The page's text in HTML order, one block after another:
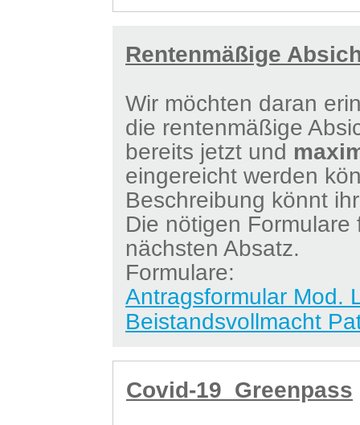
Rentenmäßige
Wir möchten daran
die rentenmäßige
bereits jetzt und
eingereicht werden
Beschreibung könnt
Die nötigen
nächsten Absatz.
Formulare:
Antragsformular Mod.
Beistandsvollmacht
Covid-19 Greenpass